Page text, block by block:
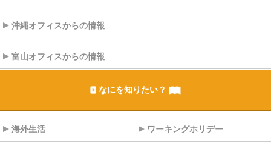
沖縄オフィスからの情報
富山オフィスからの情報
なにを知りたい？
海外生活 ワーキングホリデー